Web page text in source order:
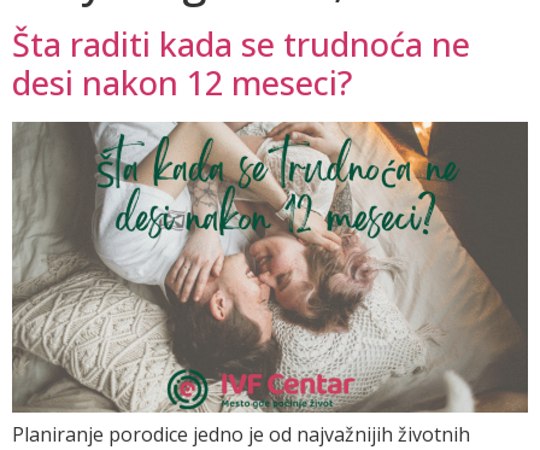
Šta raditi kada se trudnoća ne
desi nakon 12 meseci?
Planiranje porodice jedno je od najvažnijih životnih